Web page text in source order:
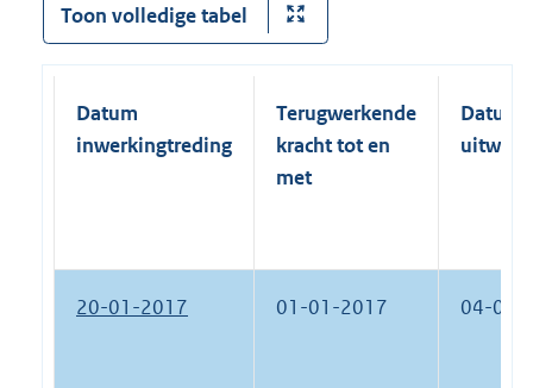
Toon volledige tabel
Datum
inwerkingtreding
Terugwerkende
kracht tot en
met
Datum
20-01-2017 01-01-2017 04-06-